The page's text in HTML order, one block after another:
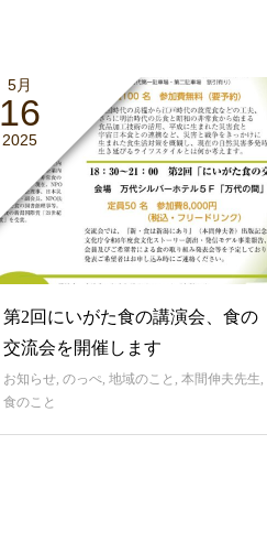
5月
16
2025
第2回にいがた食の講演会、食の
交流会を開催します
お知らせ, のっぺ, 地域のこと , 本間伸夫先生,
食のこと